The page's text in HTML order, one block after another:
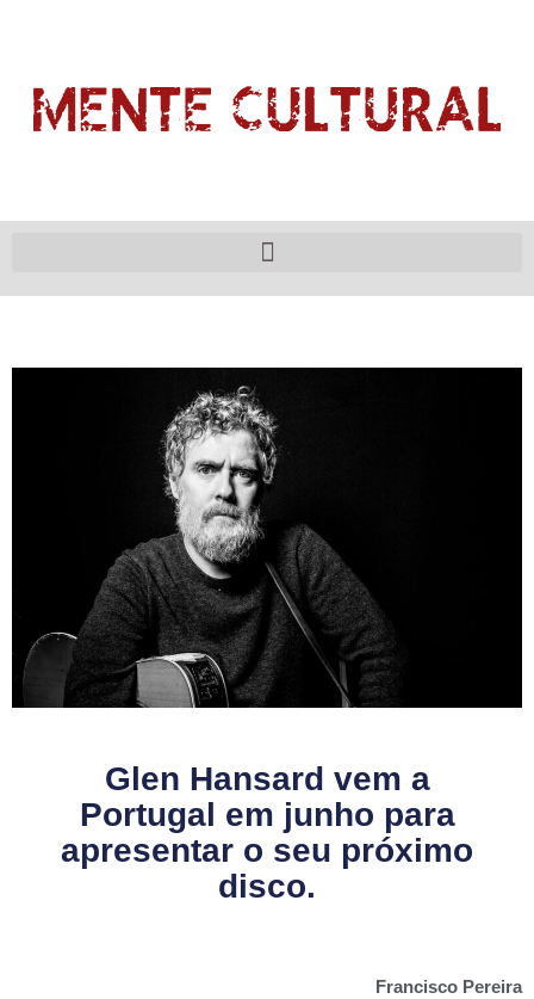
Glen Hansard vem a
Portugal em junho para
apresentar o seu próximo
disco.
Francisco Pereira